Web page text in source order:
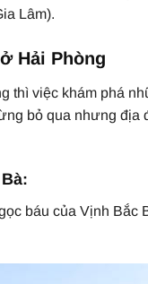
Lâm).
Hải Phòng
thì việc khám phá
bỏ qua nhưng
báu của Vịnh Bắc